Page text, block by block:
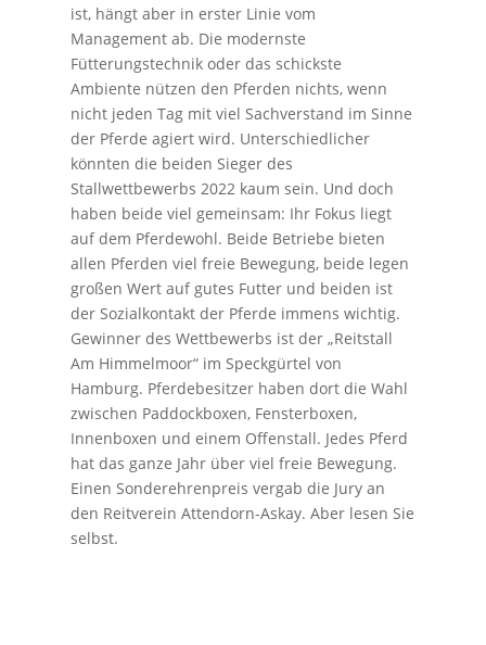
ist, hängt aber in erster Linie vom
Management ab. Die modernste
Fütterungstechnik oder das schickste
Ambiente nützen den Pferden nichts, wenn
nicht jeden Tag mit viel Sachverstand im Sinne
der Pferde agiert wird. Unterschiedlicher
könnten die beiden Sieger des
Stallwettbewerbs 2022 kaum sein. Und doch
haben beide viel gemeinsam: Ihr Fokus liegt
auf dem Pferdewohl. Beide Betriebe bieten
allen Pferden viel freie Bewegung, beide legen
großen Wert auf gutes Futter und beiden ist
der Sozialkontakt der Pferde immens wichtig.
Gewinner des Wettbewerbs ist der „Reitstall
Am Himmelmoor“ im Speckgürtel von
Hamburg. Pferdebesitzer haben dort die Wahl
zwischen Paddockboxen, Fensterboxen,
Innenboxen und einem Offenstall. Jedes Pferd
hat das ganze Jahr über viel freie Bewegung.
Einen Sonderehrenpreis vergab die Jury an
den Reitverein Attendorn-Askay. Aber lesen Sie
selbst.